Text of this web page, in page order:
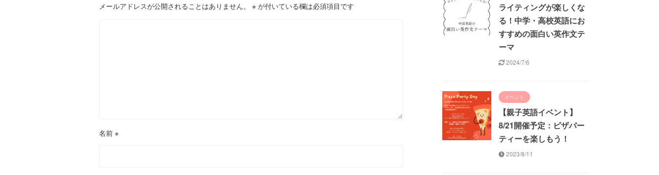
メールアドレスが公開されることはありません。 ※ が付いている欄は必須項目です
名前 ※
ライティングが楽しくな
る！中学・高校英語にお
すすめの面白い英作文テ
ーマ
2024/7/6
イベント
【親子英語イベント】
8/21開催予定：ピザパー
ティーを楽しもう！
2023/8/11